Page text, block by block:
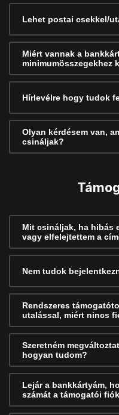
Lehet postai csekkel/
Miért vannak a
minimumösszegekhez
Hírlevélre hogy tudok
Olyan kérdésem van,
csináljak?
Mit csináljak, ha hibás
vagy elfelejtettem a
Nem tudok
Rendszeres
utalással, miért nincs
Szeretném
hogyan tudom?
Lejár a bankkártyám,
számát a támogatói